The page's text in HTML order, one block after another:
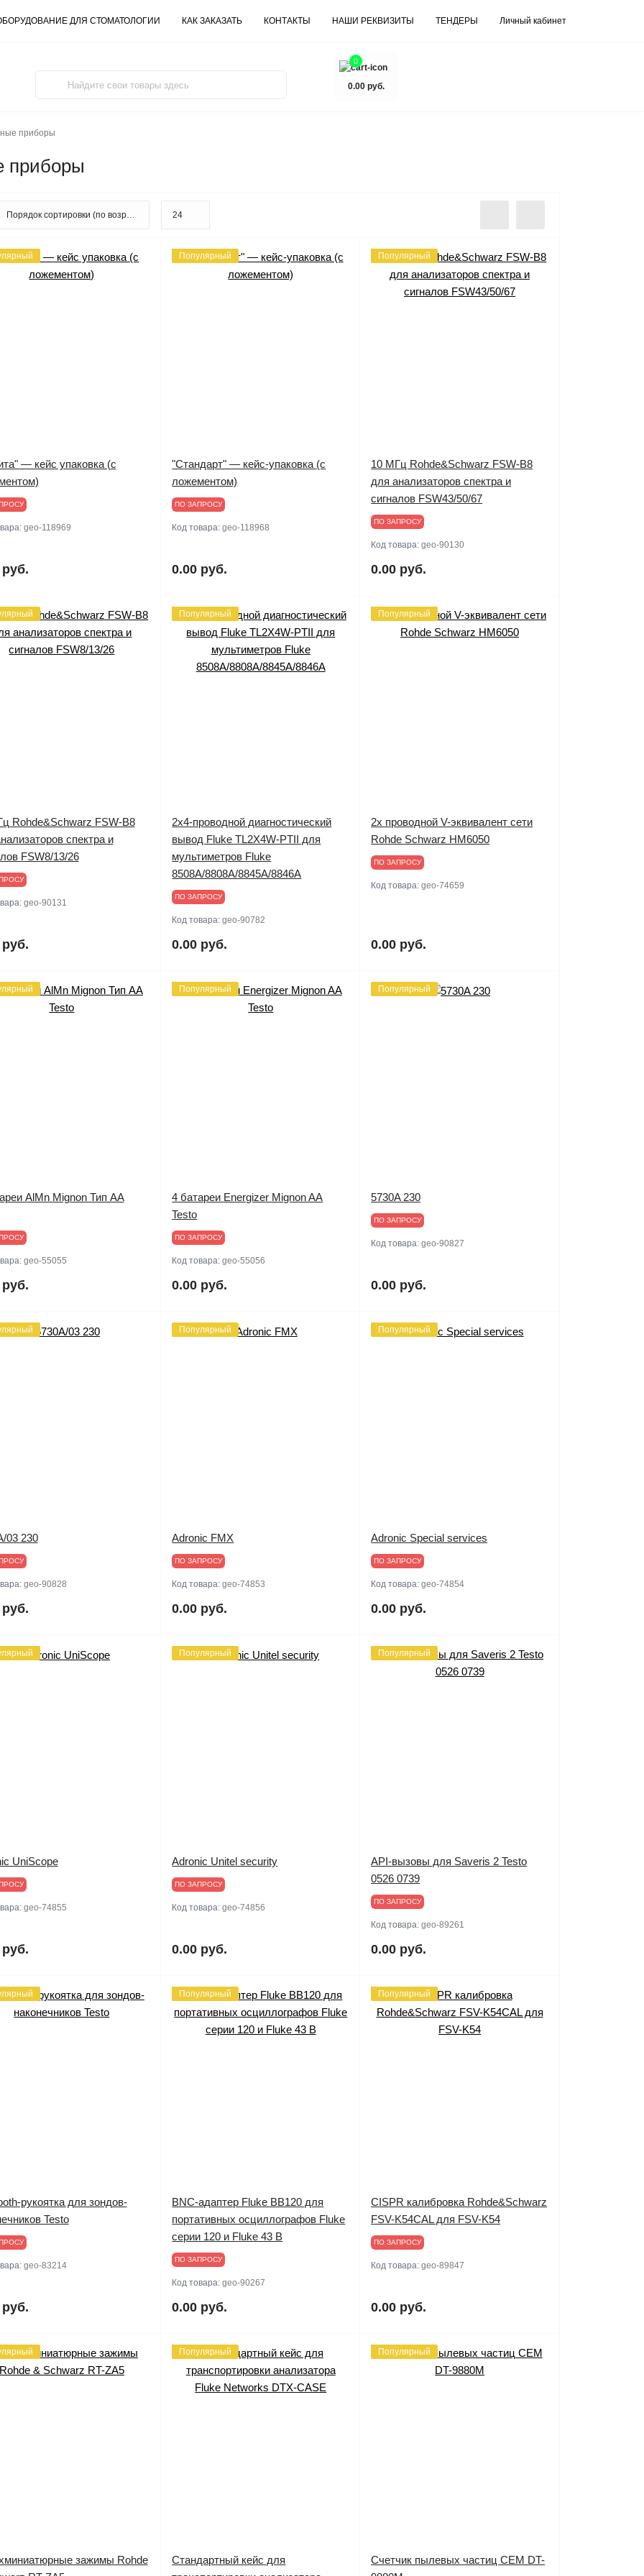
ДЛЯ СТОМАТОЛОГИИ КАК ЗАКАЗАТЬ КОНТАКТЫ НАШИ РЕКВИЗИТЫ ТЕНДЕРЫ Личный кабинет
0
0.00 руб.
приборы
приборы
— кейс упаковка (с
geo-118969
Популярный
"Стандарт" — кейс-упаковка (с
ложементом)
ПО ЗАПРОСУ
Код товара:geo-118968
0.00 руб.
Популярный
10 МГц Rohde&Schwarz FSW-B8
для анализаторов спектра и
сигналов FSW43/50/67
ПО ЗАПРОСУ
Код товара:geo-90130
0.00 руб.
Rohde&Schwarz FSW-B8
спектра и
FSW8/13/26
geo-90131
Популярный
2x4-проводной диагностический
вывод Fluke TL2X4W-PTII для
мультиметров Fluke
8508A/8808A/8845A/8846A
ПО ЗАПРОСУ
Код товара:geo-90782
0.00 руб.
Популярный
2х проводной V-эквивалент сети
Rohde Schwarz HM6050
ПО ЗАПРОСУ
Код товара:geo-74659
0.00 руб.
AlMn Mignon Тип AA
geo-55055
Популярный
4 батареи Energizer Mignon AA
Testo
ПО ЗАПРОСУ
Код товара:geo-55056
0.00 руб.
Популярный
5730A 230
ПО ЗАПРОСУ
Код товара:geo-90827
0.00 руб.
03 230
geo-90828
Популярный
Adronic FMX
ПО ЗАПРОСУ
Код товара:geo-74853
0.00 руб.
Популярный
Adronic Special services
ПО ЗАПРОСУ
Код товара:geo-74854
0.00 руб.
UniScope
geo-74855
Популярный
Adronic Unitel security
ПО ЗАПРОСУ
Код товара:geo-74856
0.00 руб.
Популярный
API-вызовы для Saveris 2 Testo
0526 0739
ПО ЗАПРОСУ
Код товара:geo-89261
0.00 руб.
рукоятка для зондов-
Testo
geo-83214
Популярный
BNC-адаптер Fluke BB120 для
портативных осциллографов Fluke
серии 120 и Fluke 43 B
ПО ЗАПРОСУ
Код товара:geo-90267
0.00 руб.
Популярный
CISPR калибровка Rohde&Schwarz
FSV-K54CAL для FSV-K54
ПО ЗАПРОСУ
Код товара:geo-89847
0.00 руб.
зажимы Rohde
Популярный
Cтандартный кейс для
Популярный
Cчетчик пылевых частиц CEM DT-